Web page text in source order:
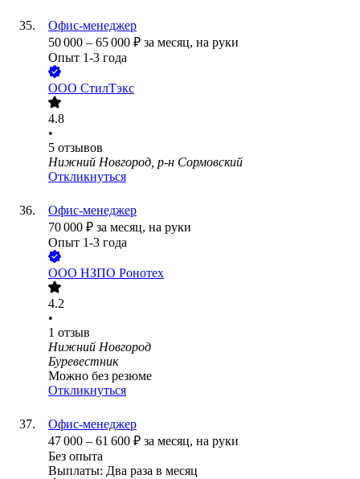
Офис-менеджер
50 000 – 65 000 ₽ за месяц, на руки
Опыт 1-3 года
ООО СтилТэкс
4.8
•
5 отзывов
Нижний Новгород, р-н Сормовский
Откликнуться
Офис-менеджер
70 000 ₽ за месяц, на руки
Опыт 1-3 года
ООО НЗПО Ронотех
4.2
•
1 отзыв
Нижний Новгород
Буревестник
Можно без резюме
Откликнуться
Офис-менеджер
47 000 – 61 600 ₽ за месяц, на руки
Без опыта
Выплаты: Два раза в месяц